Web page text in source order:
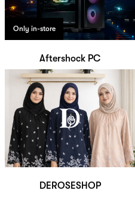
Only in-store
Aftershock PC
DEROSESHOP